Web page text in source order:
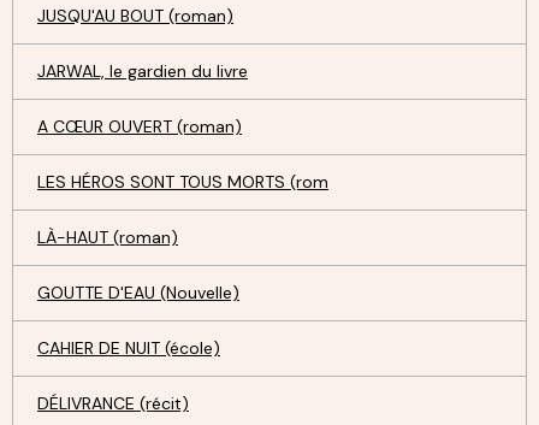
JUSQU'AU BOUT (roman)
JARWAL, le gardien du livre
A CŒUR OUVERT (roman)
LES HÉROS SONT TOUS MORTS (rom
LÀ-HAUT (roman)
GOUTTE D'EAU (Nouvelle)
CAHIER DE NUIT (école)
DÉLIVRANCE (récit)